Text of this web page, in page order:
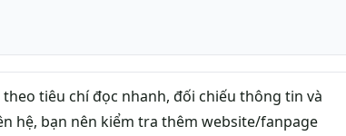
tiêu chí đọc nhanh, đối chiếu thông tin và
hệ, bạn nên kiểm tra thêm website/fanpage